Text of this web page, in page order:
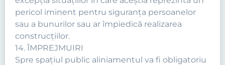
pericol iminent pentru siguranţa persoanelor
sau a bunurilor sau ar împiedică realizarea
construcţiilor.
14. ÎMPREJMUIRI
Spre spaţiul public aliniamentul va fi obligatoriu